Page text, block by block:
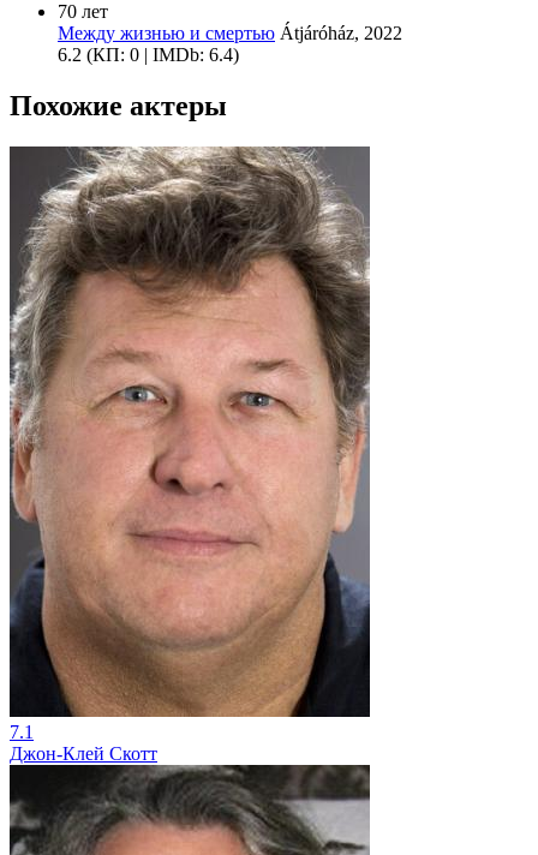
70 лет
Между жизнью и смертью Átjáróház, 2022
6.2 (КП: 0 | IMDb: 6.4)
Похожие актеры
7.1
Джон-Клей Скотт